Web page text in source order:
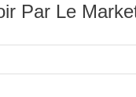
Par Le